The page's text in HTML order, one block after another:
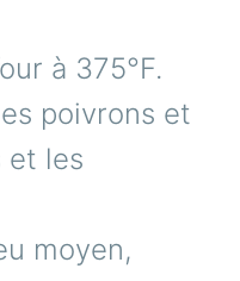
à 375°F.
poivrons et
et les
moyen,